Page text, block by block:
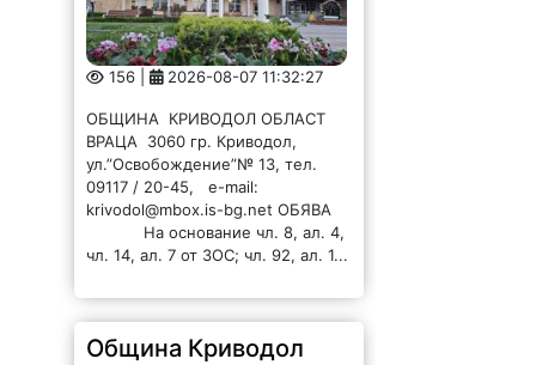
156 | 2026-08-07 11:32:27
ОБЩИНА КРИВОДОЛ ОБЛАСТ
ВРАЦА 3060 гр. Криводол,
ул.”Освобождение”№ 13, тел.
09117 / 20-45, e-mail:
krivodol@mbox.is-bg.net ОБЯВА
На основание чл. 8, ал. 4,
чл. 14, ал. 7 от ЗОС; чл. 92, ал. 1...
Община Криводол